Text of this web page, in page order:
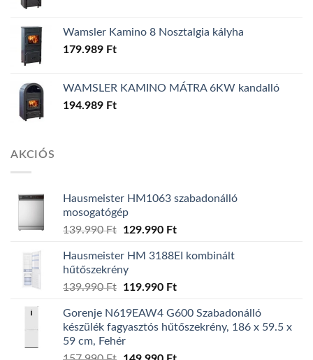
Wamsler Kamino 8 Nosztalgia kályha
179.989 Ft
WAMSLER KAMINO MÁTRA 6KW kandalló
194.989 Ft
AKCIÓS
Hausmeister HM1063 szabadonálló
mosogatógép
139.990Ft
Original
was:
139.990 Ft.
129.990 FtCurrent
is:
Hausmeister HM 3188EI kombinált
hűtőszekrény
139.990Ft
Original
was:
139.990 Ft.
119.990 FtCurrent
is:
119.990 Ft.
Gorenje N619EAW4 G600 Szabadonálló
készülék fagyasztós hűtőszekrény, 186 x 59.5 x
59 cm, Fehér